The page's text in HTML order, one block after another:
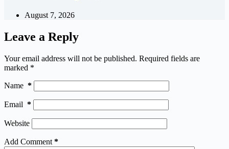
August 7, 2026
Leave a Reply
Your email address will not be published. Required fields are
marked *
Name *
Email *
Website
Add Comment *